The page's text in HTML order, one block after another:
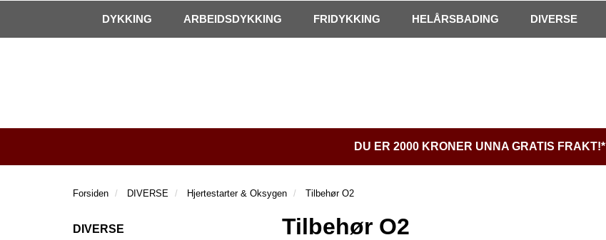
Kontakt oss! Åpningstider
DYKKING ARBEIDSDYKKING FRIDYKKING HELÅRSBADING DIVERSE
DU ER 2000 KRONER UNNA GRATIS FRAKT!*
Forsiden DIVERSE Hjertestarter & Oksygen Tilbehør O2
DIVERSE Tilbehør O2